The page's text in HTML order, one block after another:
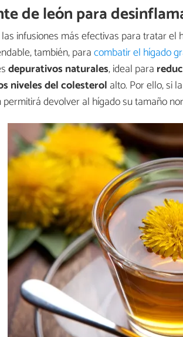
de león para
infusiones más efectivas para tratar el
también, paracombatir el hígado
depurativos naturales, ideal para
niveles del colesterol alto. Por ello, si
permitirá devolver al hígado su tamaño